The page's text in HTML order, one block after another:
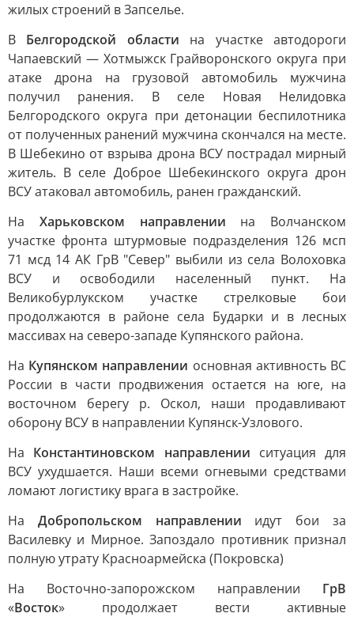
жилых строений в Запселье.
В Белгородской области на участке автодороги
Чапаевский — Хотмыжск Грайворонского округа при
атаке дрона на грузовой автомобиль мужчина
получил ранения. В селе Новая Нелидовка
Белгородского округа при детонации беспилотника
от полученных ранений мужчина скончался на месте.
В Шебекино от взрыва дрона ВСУ пострадал мирный
житель. В селе Доброе Шебекинского округа дрон
ВСУ атаковал автомобиль, ранен гражданский.
На Харьковском направлении на Волчанском
участке фронта штурмовые подразделения 126 мсп
71 мсд 14 АК ГрВ "Север" выбили из села Волоховка
ВСУ и освободили населенный пункт. На
Великобурлукском участке стрелковые бои
продолжаются в районе села Бударки и в лесных
массивах на северо-западе Купянского района.
На Купянском направлении основная активность ВС
России в части продвижения остается на юге, на
восточном берегу р. Оскол, наши продавливают
оборону ВСУ в направлении Купянск-Узлового.
На Константиновском направлении ситуация для
ВСУ ухудшается. Наши всеми огневыми средствами
ломают логистику врага в застройке.
На Добропольском направлении идут бои за
Василевку и Мирное. Запоздало противник признал
полную утрату Красноармейска (Покровска)
На Восточно-запорожском направлении ГрВ
«Восток» продолжает вести активные